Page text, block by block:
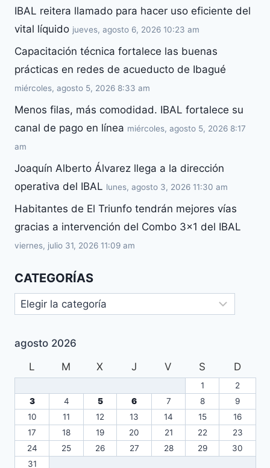
IBAL reitera llamado para hacer uso eficiente del
vital líquido jueves, agosto 6, 2026 10:23 am
Capacitación técnica fortalece las buenas
prácticas en redes de acueducto de Ibagué
miércoles, agosto 5, 2026 8:33 am
Menos filas, más comodidad. IBAL fortalece su
canal de pago en línea miércoles, agosto 5, 2026 8:17
am
Joaquín Alberto Álvarez llega a la dirección
operativa del IBAL lunes, agosto 3, 2026 11:30 am
Habitantes de El Triunfo tendrán mejores vías
gracias a intervención del Combo 3×1 del IBAL
viernes, julio 31, 2026 11:09 am
CATEGORÍAS
agosto 2026
L
M X J V S D
1
2
3
4 5 6 7 8
9
10
11 12 13 14 15
16
17
18 19 20 21 22
23
24
25 26 27 28 29
30
31